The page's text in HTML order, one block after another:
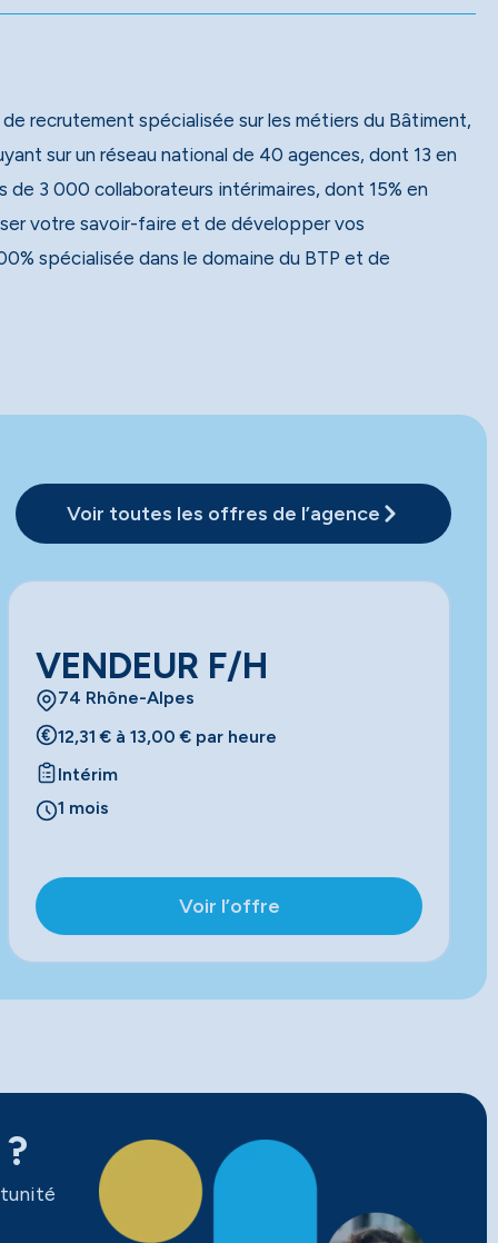
recrutement spécialisée sur les métiers du Bâtiment,
3 000 collaborateurs intérimaires, dont 15% en
votre savoir-faire et de développer vos
spécialisée dans le domaine du BTP et de
Voir toutes les offres de l’agence
VENDEUR F/H
74 Rhône-Alpes
12,31 € à 13,00 € par heure
Intérim
1 mois
Voir l’offre